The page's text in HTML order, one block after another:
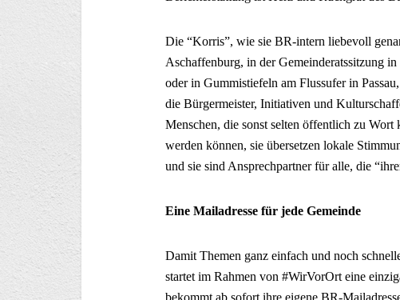
Die “Korris”, wie sie BR-intern liebevoll
Aschaffenburg, in der Gemeinderatssitzung
oder in Gummistiefeln am Flussufer in
die Bürgermeister, Initiativen und
Menschen, die sonst selten öffentlich zu
werden können, sie übersetzen lokale
und sie sind Ansprechpartner für alle, die
Eine Mailadresse für jede Gemeinde
Damit Themen ganz einfach und noch
startet im Rahmen von #WirVorOrt eine
bekommt ab sofort ihre eigene BR-